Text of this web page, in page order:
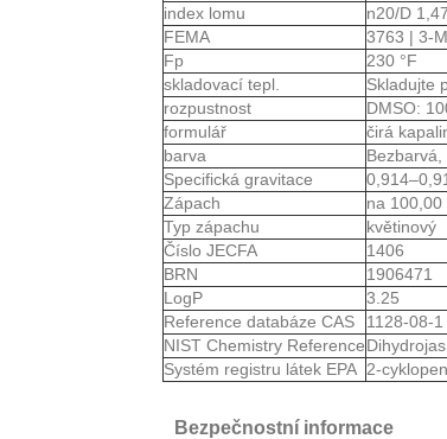
index lomu
n20/D
FEMA
3763 | 3-
Fp
230 °F
skladovací tepl.
Skladujte
rozpustnost
DMSO:
formulář
čirá
barva
Specifická gravitace
Zápach
na
Typ zápachu
květinový
Číslo JECFA
1406
BRN
1906471
LogP
3.25
Reference databáze CAS
1128-08-
NIST Chemistry Reference
Systém registru látek EPA 2-
Bezpečnostní informace